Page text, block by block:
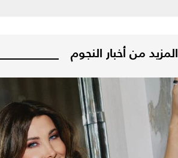
المزيد من أخبار النجوم